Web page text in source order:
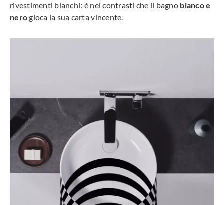
rivestimenti bianchi: è nei contrasti che il bagno bianco e
nerogioca la sua carta vincente.